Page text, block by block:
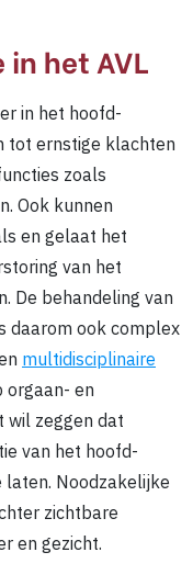
het AVL
in het hoofd-
tot ernstige klachten
zoals
Ook kunnen
en gelaat het
van het
De behandeling van
daarom ook complex
multidisciplinaire
orgaan- en
wil zeggen dat
van het hoofd-
Noodzakelijke
zichtbare
en gezicht.